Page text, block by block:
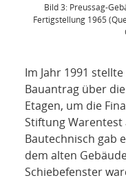
Bild 3: Preussag-
Fertigstellung 1965
Im Jahr 1991
Bauantrag über
Etagen, um die
Stiftung
Bautechnisch gab
dem alten
Schiebefenster